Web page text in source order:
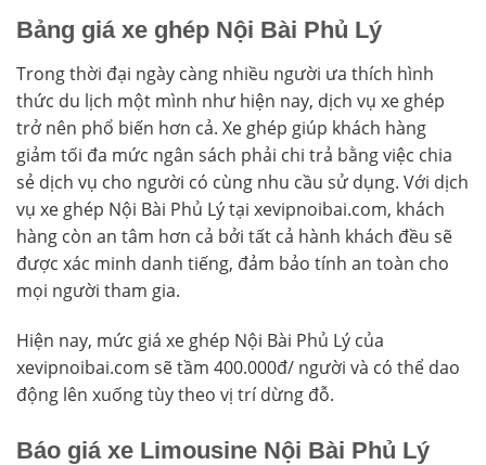
Bảng giá xe ghép Nội Bài Phủ Lý
Trong thời đại ngày càng nhiều người ưa thích hình
thức du lịch một mình như hiện nay, dịch vụ xe ghép
trở nên phổ biến hơn cả. Xe ghép giúp khách hàng
giảm tối đa mức ngân sách phải chi trả bằng việc chia
sẻ dịch vụ cho người có cùng nhu cầu sử dụng. Với dịch
vụ xe ghép Nội Bài Phủ Lý tại xevipnoibai.com, khách
hàng còn an tâm hơn cả bởi tất cả hành khách đều sẽ
được xác minh danh tiếng, đảm bảo tính an toàn cho
mọi người tham gia.
Hiện nay, mức giá xe ghép Nội Bài Phủ Lý của
xevipnoibai.com sẽ tầm 400.000đ/ người và có thể dao
động lên xuống tùy theo vị trí dừng đỗ.
Báo giá xe Limousine Nội Bài Phủ Lý